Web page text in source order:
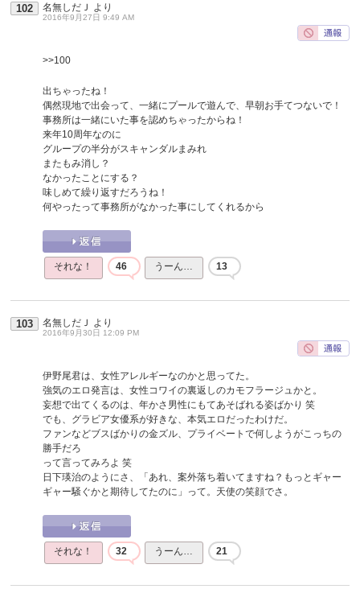
102 名無しだＪ より
2016年9月27日 9:49 AM
>>100
出ちゃったね！
偶然現地で出会って、一緒にプールで遊んで、早朝お手てつないで！
事務所は一緒にいた事を認めちゃったからね！
来年10周年なのに
グループの半分がスキャンダルまみれ
またもみ消し？
なかったことにする？
味しめて繰り返すだろうね！
何やったって事務所がなかった事にしてくれるから
それな！ 46 うーん… 13
103 名無しだＪ より
2016年9月30日 12:09 PM
伊野尾君は、女性アレルギーなのかと思ってた。
強気のエロ発言は、女性コワイの裏返しのカモフラージュかと。
妄想で出てくるのは、年かさ男性にもてあそばれる姿ばかり 笑
でも、グラビア女優系が好きな、本気エロだったわけだ。
ファンなどブスばかりの金ズル、プライベートで何しようがこっちの
勝手だろ
って言ってみろよ 笑
日下瑛治のようにさ、「あれ、案外落ち着いてますね？もっとギャー
ギャー騒ぐかと期待してたのに」って。天使の笑顔でさ。
それな！ 32 うーん… 21